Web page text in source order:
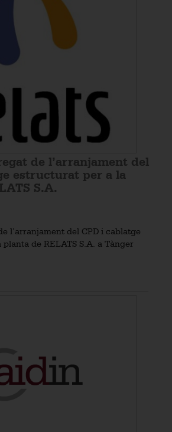
de l’arranjament del
estructurat per a la
S.A.
l’arranjament del CPD i cablatge
de RELATS S.A. a Tànger